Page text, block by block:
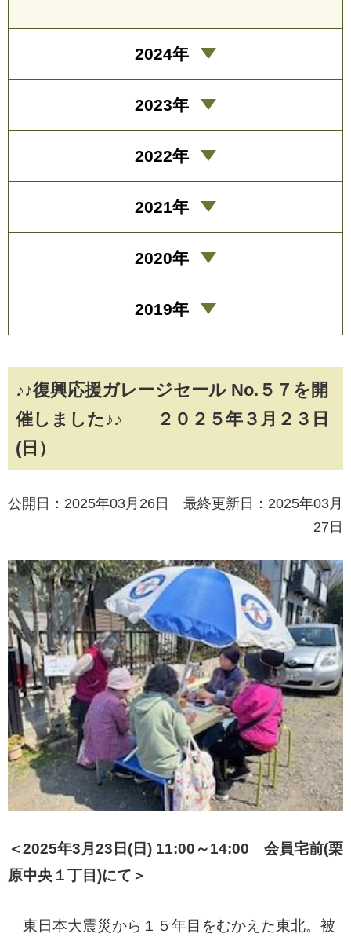
♪♪復興応援ガレージセール No.５７を開
催しました♪♪ ２０２５年３月２３日
(日）
公開日：2025年03月26日 最終更新日：2025年03月
27日
＜2025年3月23日(日) 11:00～14:00 会員宅前(栗
原中央１丁目)にて＞
東日本大震災から１５年目をむかえた東北。被
2024年
2023年
2022年
2021年
2020年
2019年